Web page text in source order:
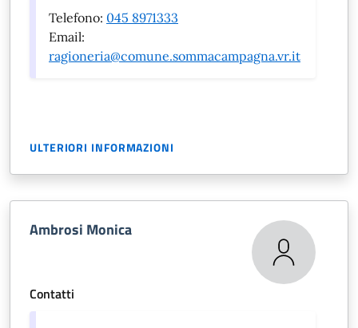
Telefono: 045 8971333
Email:
ragioneria@comune.sommacampagna.vr.it
ULTERIORI INFORMAZIONI
Ambrosi Monica
Contatti